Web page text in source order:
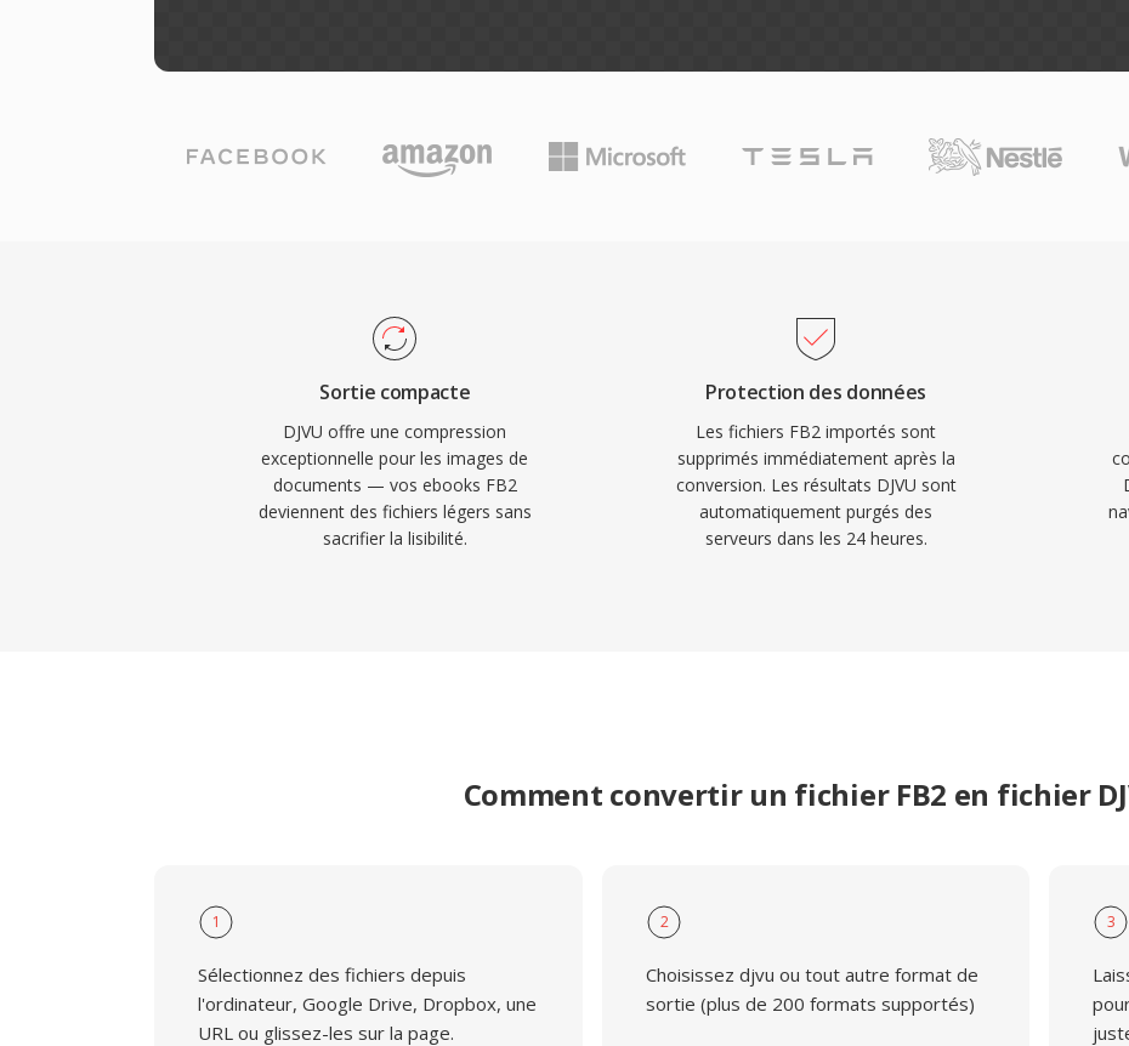
Sortie compacte
DJVU offre une compression
exceptionnelle pour les images de
documents — vos ebooks FB2
deviennent des fichiers légers sans
sacrifier la lisibilité.
Protection des données
Les fichiers FB2 importés sont
supprimés immédiatement après la
conversion. Les résultats DJVU sont
automatiquement purgés des
serveurs dans les 24 heures.
Comment convertir un fichier FB2 en fichier
1
Sélectionnez des fichiers depuis
l'ordinateur, Google Drive, Dropbox, une
URL ou glissez-les sur la page.
2
Choisissez djvu ou tout autre format de
sortie (plus de 200 formats supportés)
3